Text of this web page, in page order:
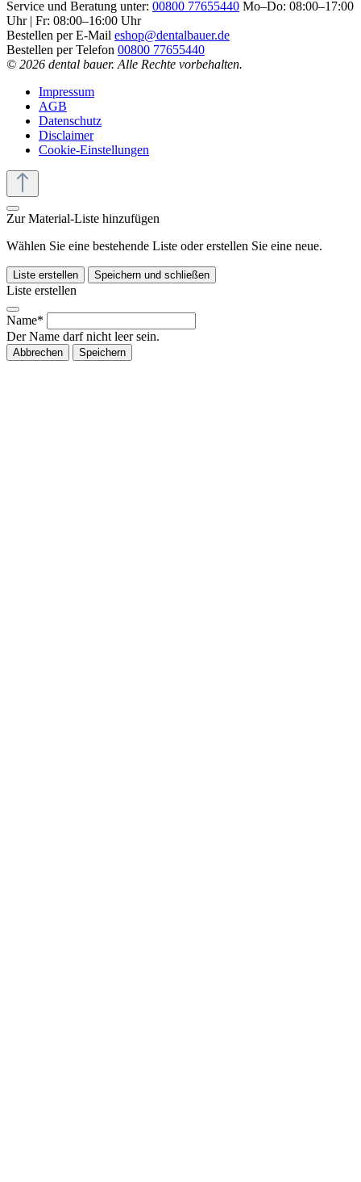
Service und Beratung unter: 00800 77655440 Mo–Do: 08:00–17:00
Uhr | Fr: 08:00–16:00 Uhr
Bestellen per E-Mail eshop@dentalbauer.de
Bestellen per Telefon 00800 77655440
© 2026 dental bauer. Alle Rechte vorbehalten.
Impressum
AGB
Datenschutz
Disclaimer
Cookie-Einstellungen
Zur Material-Liste hinzufügen
Wählen Sie eine bestehende Liste oder erstellen Sie eine neue.
Liste erstellen Speichern und schließen
Liste erstellen
Name*
Der Name darf nicht leer sein.
Abbrechen Speichern